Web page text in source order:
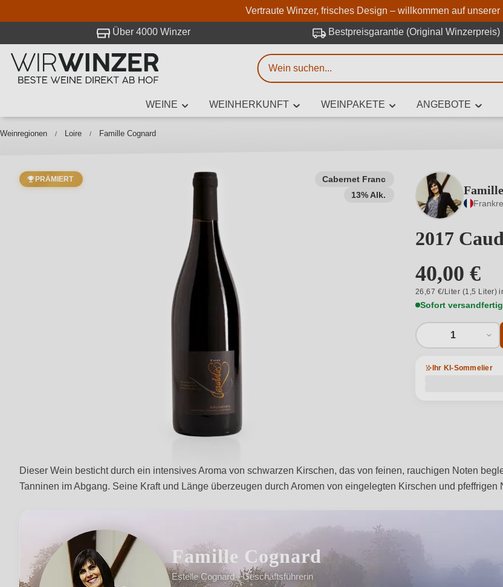
Zum Hauptinhalt
Zur Suche springen
Zur Hauptnavigation
Vertraute Winzer, frisches Design – willkommen auf
Über 4000 Winzer Bestpreisgarantie (Original Winzerpreis)
WEINE WEINHERKUNFT WEINPAKETE ANGEBOTE
Weinregionen Loire Famille Cognard
Cabernet Franc
13% Alk.
PRÄMIERT
2017
40,00 €
26,67 €/Liter (1,5 Liter)
Sofort
1
Ihr KI-Sommelier
Dieser Wein besticht durch ein intensives Aroma von schwarzen Kirschen, das von feinen, rauchigen Noten
Tanninen im Abgang. Seine Kraft und Länge überzeugen durch Aromen von eingelegten Kirschen und pfeffrigen
Famille Cognard
Estelle Cognard · Geschäftsführerin
Weinsuche
Mindestens 3 Zeichen eingeben
Beschreiben Sie, welchen Wein Sie suchen – ob nach Geschmack,
Rebsorte, Region, Winzer oder anderen Kriterien.
bei WirWinzer.